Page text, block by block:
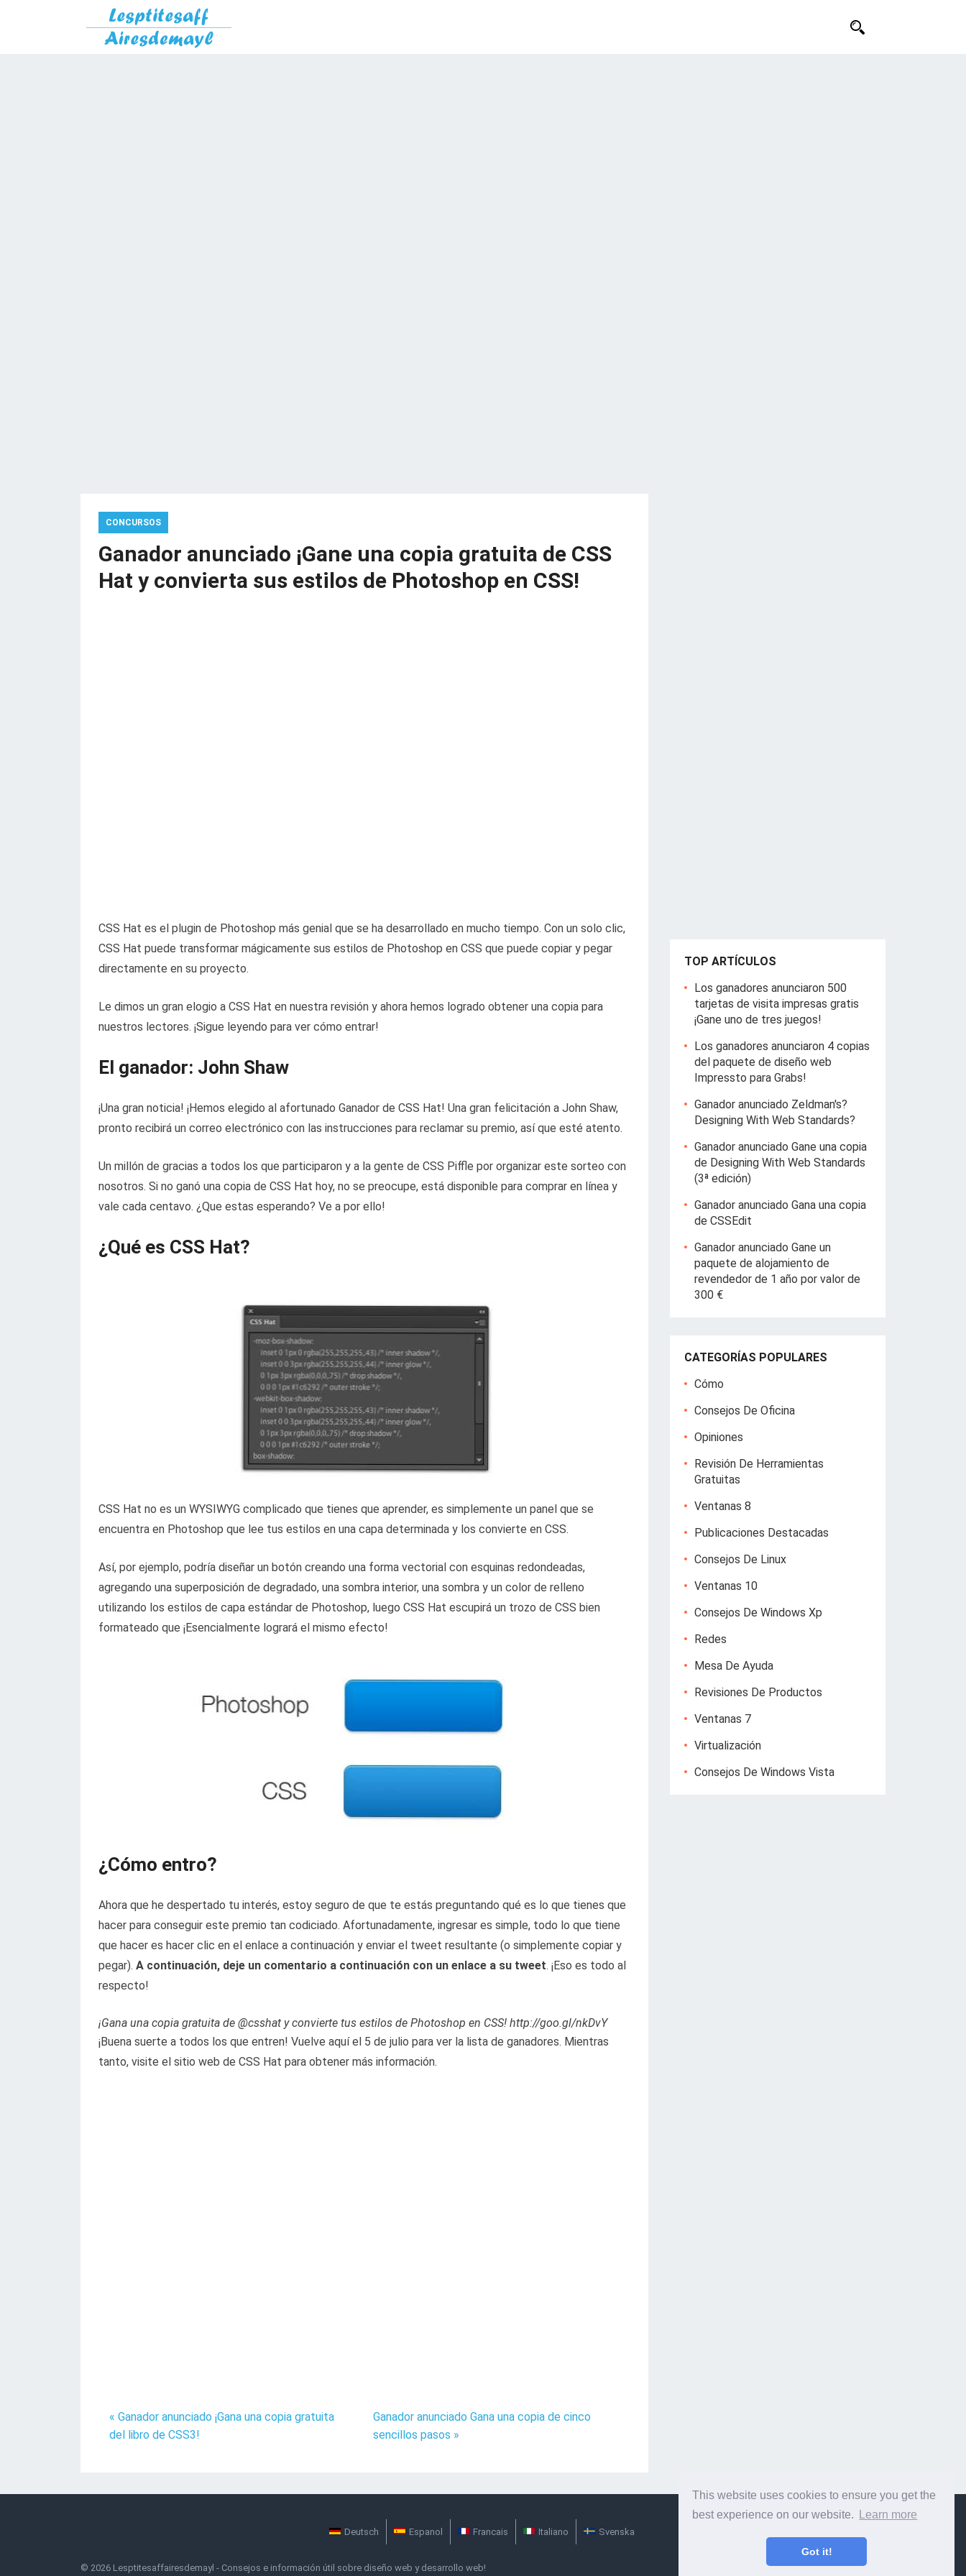
This website uses cookies to ensure you get the
best experience on our website.
Learn more
Got it!
CONCURSOS
Ganador anunciado ¡Gane una copia gratuita de CSS
Hat y convierta sus estilos de Photoshop en CSS!
CSS Hat es el plugin de Photoshop más genial que se ha desarrollado en mucho tiempo. Con un solo clic,
CSS Hat puede transformar mágicamente sus estilos de Photoshop en CSS que puede copiar y pegar
directamente en su proyecto.
Le dimos un gran elogio a CSS Hat en nuestra revisión y ahora hemos logrado obtener una copia para
nuestros lectores. ¡Sigue leyendo para ver cómo entrar!
El ganador: John Shaw
¡Una gran noticia! ¡Hemos elegido al afortunado Ganador de CSS Hat! Una gran felicitación a John Shaw,
pronto recibirá un correo electrónico con las instrucciones para reclamar su premio, así que esté atento.
Un millón de gracias a todos los que participaron y a la gente de CSS Piffle por organizar este sorteo con
nosotros. Si no ganó una copia de CSS Hat hoy, no se preocupe, está disponible para comprar en línea y
vale cada centavo. ¿Que estas esperando? Ve a por ello!
¿Qué es CSS Hat?
CSS Hat no es un WYSIWYG complicado que tienes que aprender, es simplemente un panel que se
encuentra en Photoshop que lee tus estilos en una capa determinada y los convierte en CSS.
Así, por ejemplo, podría diseñar un botón creando una forma vectorial con esquinas redondeadas,
agregando una superposición de degradado, una sombra interior, una sombra y un color de relleno
utilizando los estilos de capa estándar de Photoshop, luego CSS Hat escupirá un trozo de CSS bien
formateado que ¡Esencialmente logrará el mismo efecto!
¿Cómo entro?
Ahora que he despertado tu interés, estoy seguro de que te estás preguntando qué es lo que tienes que
hacer para conseguir este premio tan codiciado. Afortunadamente, ingresar es simple, todo lo que tiene
que hacer es hacer clic en el enlace a continuación y enviar el tweet resultante (o simplemente copiar y
pegar). A continuación, deje un comentario a continuación con un enlace a su tweet. ¡Eso es todo al
respecto!
¡Gana una copia gratuita de @csshat y convierte tus estilos de Photoshop en CSS! http://goo.gl/nkDvY
¡Buena suerte a todos los que entren! Vuelve aquí el 5 de julio para ver la lista de ganadores. Mientras
tanto, visite el sitio web de CSS Hat para obtener más información.
« Ganador anunciado ¡Gana una copia gratuita
del libro de CSS3!
Ganador anunciado Gana una copia de cinco
sencillos pasos »
TOP ARTÍCULOS
Los ganadores anunciaron 500
tarjetas de visita impresas gratis
¡Gane uno de tres juegos!
Los ganadores anunciaron 4 copias
del paquete de diseño web
Impressto para Grabs!
Ganador anunciado Zeldman's?
Designing With Web Standards?
Ganador anunciado Gane una copia
de Designing With Web Standards
(3ª edición)
Ganador anunciado Gana una copia
de CSSEdit
Ganador anunciado Gane un
paquete de alojamiento de
revendedor de 1 año por valor de
300 €
CATEGORÍAS POPULARES
Cómo
Consejos De Oficina
Opiniones
Revisión De Herramientas
Gratuitas
Ventanas 8
Publicaciones Destacadas
Consejos De Linux
Ventanas 10
Consejos De Windows Xp
Redes
Mesa De Ayuda
Revisiones De Productos
Ventanas 7
Virtualización
Consejos De Windows Vista
Deutsch Espanol Francais Italiano Svenska
© 2026 Lesptitesaffairesdemayl - Consejos e información útil sobre diseño web y desarrollo web!